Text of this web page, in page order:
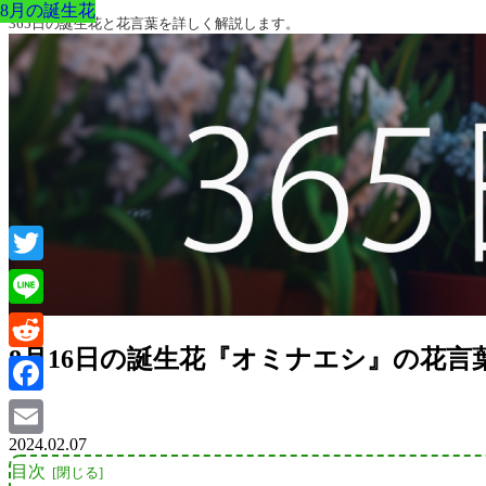
365日の誕生花と花言葉を詳しく解説します。
8月16日の誕生花『オミナエシ』の花言
8月の誕生花
2024.02.07
目次
8月の誕生花
8月の誕生花
8月の誕生花
8月の誕生花
8月の誕生花
8月の誕生花
Twitter
Line
Reddit
Facebook
Email